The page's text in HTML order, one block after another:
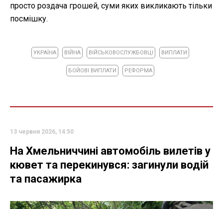
просто роздача грошей, суми яких викликають тільки
посмішку.
УКРАЇНА ВІЙНА ВІЙСЬКОВОСЛУЖБОВЦІ ВИПЛАТИ
БОЙОВІ ВИПЛАТИ РЕФОРМА
13 червня 2026, 14:50
На Хмельниччині автомобіль вилетів у
кювет та перекинувся: загинули водій
та пасажирка